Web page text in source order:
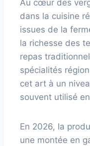
Au cœur des
dans la cuisine
issues de la
la richesse des
repas
spécialités
cet art à un
souvent utilisé
En 2026, la
une montée en